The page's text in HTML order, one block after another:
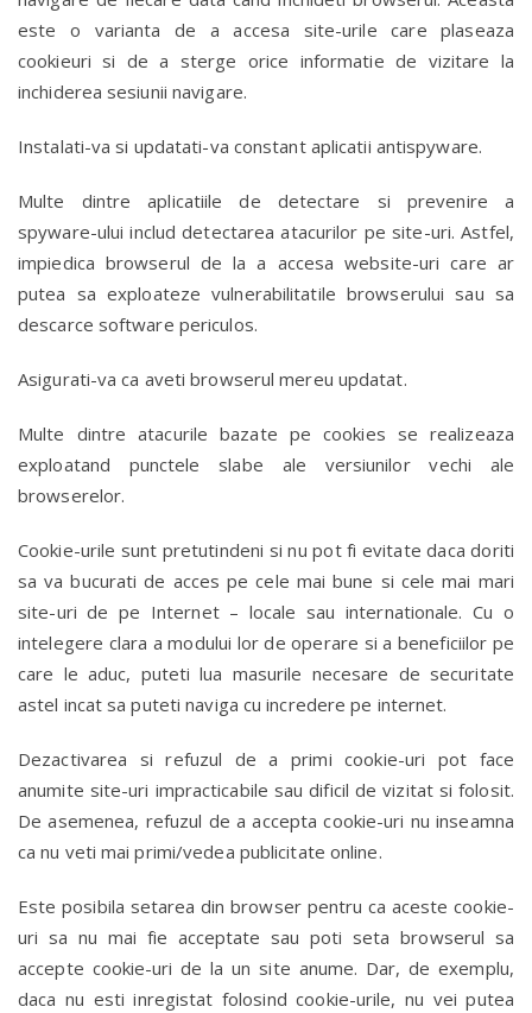
este o varianta de a accesa site-urile care plaseaza
cookieuri si de a sterge orice informatie de vizitare la
inchiderea sesiunii navigare.
Instalati-va si updatati-va constant aplicatii antispyware.
Multe dintre aplicatiile de detectare si prevenire a
spyware-ului includ detectarea atacurilor pe site-uri. Astfel,
impiedica browserul de la a accesa website-uri care ar
putea sa exploateze vulnerabilitatile browserului sau sa
descarce software periculos.
Asigurati-va ca aveti browserul mereu updatat.
Multe dintre atacurile bazate pe cookies se realizeaza
exploatand punctele slabe ale versiunilor vechi ale
browserelor.
Cookie-urile sunt pretutindeni si nu pot fi evitate daca doriti
sa va bucurati de acces pe cele mai bune si cele mai mari
site-uri de pe Internet – locale sau internationale. Cu o
intelegere clara a modului lor de operare si a beneficiilor pe
care le aduc, puteti lua masurile necesare de securitate
astel incat sa puteti naviga cu incredere pe internet.
Dezactivarea si refuzul de a primi cookie-uri pot face
anumite site-uri impracticabile sau dificil de vizitat si folosit.
De asemenea, refuzul de a accepta cookie-uri nu inseamna
ca nu veti mai primi/vedea publicitate online.
Este posibila setarea din browser pentru ca aceste cookie-
uri sa nu mai fie acceptate sau poti seta browserul sa
accepte cookie-uri de la un site anume. Dar, de exemplu,
daca nu esti inregistat folosind cookie-urile, nu vei putea